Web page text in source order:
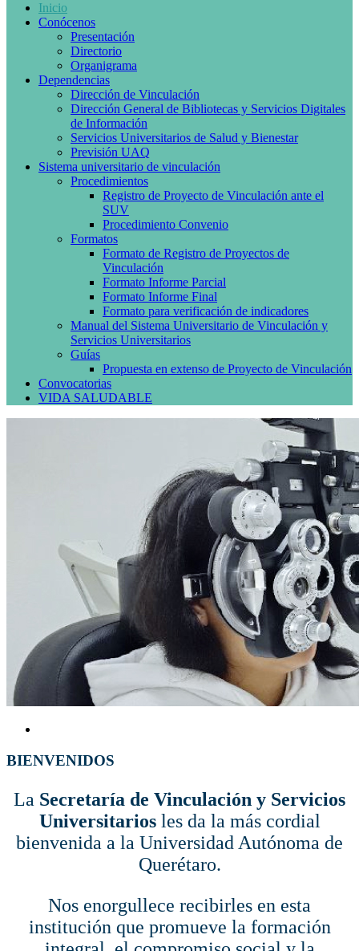
Inicio
Conócenos
Presentación
Directorio
Organigrama
Dependencias
Dirección de Vinculación
Dirección General de Bibliotecas y Servicios Digitales
de Información
Servicios Universitarios de Salud y Bienestar
Previsión UAQ
Sistema universitario de vinculación
Procedimientos
Registro de Proyecto de Vinculación ante el
SUV
Procedimiento Convenio
Formatos
Formato de Registro de Proyectos de
Vinculación
Formato Informe Parcial
Formato Informe Final
Formato para verificación de indicadores
Manual del Sistema Universitario de Vinculación y
Servicios Universitarios
Guías
Propuesta en extenso de Proyecto de Vinculación
Convocatorias
VIDA SALUDABLE
BIENVENIDOS
La Secretaría de Vinculación y Servicios
Universitariosles da la más cordial
bienvenida a la Universidad Autónoma de
Querétaro.
Nos enorgullece recibirles en esta
institución que promueve la formación